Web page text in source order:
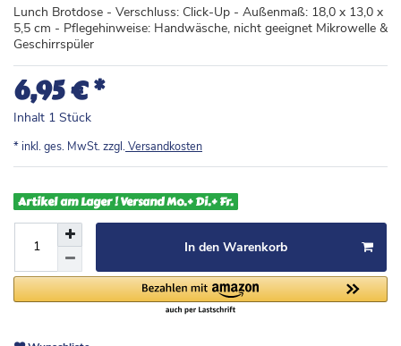
Lunch Brotdose - Verschluss: Click-Up - Außenmaß: 18,0 x 13,0 x
5,5 cm - Pflegehinweise: Handwäsche, nicht geeignet Mikrowelle &
Geschirrspüler
6,95 €*
Inhalt 1 Stück
* inkl. ges. MwSt. zzgl. Versandkosten
Artikel am Lager ! Versand Mo.+ Di.+ Fr.
In den Warenkorb